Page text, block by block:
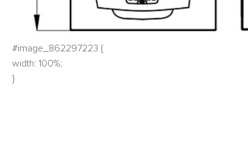
#image_862297223 {
width: 100%;
}